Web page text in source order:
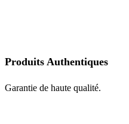
la
produit
Produits Authentiques
Garantie de haute qualité.